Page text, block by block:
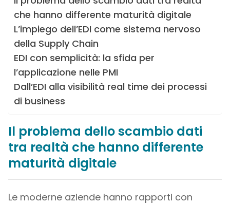
che hanno differente maturità digitale
L’impiego dell’EDI come sistema nervoso
della Supply Chain
EDI con semplicità: la sfida per
l’applicazione nelle PMI
Dall’EDI alla visibilità real time dei processi
di business
Il problema dello scambio dati
tra realtà che hanno differente
maturità digitale
Le moderne aziende hanno rapporti con